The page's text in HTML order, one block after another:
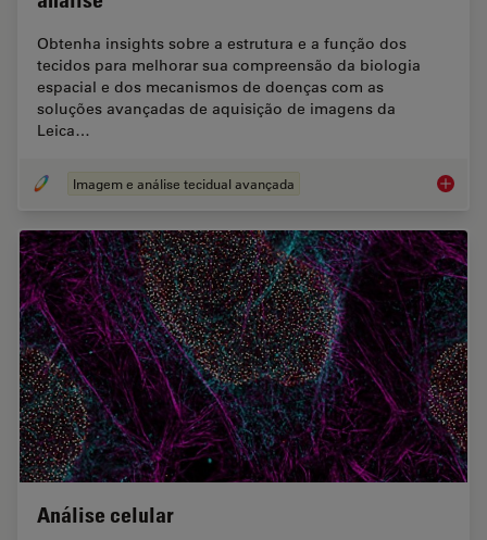
Obtenha insights sobre a estrutura e a função dos
tecidos para melhorar sua compreensão da biologia
espacial e dos mecanismos de doenças com as
soluções avançadas de aquisição de imagens da
Leica…
Imagem e análise tecidual avançada
Análise celular